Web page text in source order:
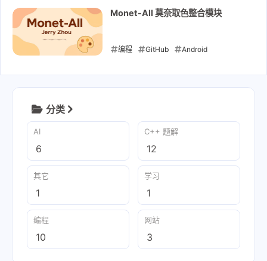
Material You
Monet-All 莫奈取色整合模块
编程 GitHub Android
2023-01-08
分类
AI
6
C++ 题解
12
其它
1
学习
1
编程
10
网站
3